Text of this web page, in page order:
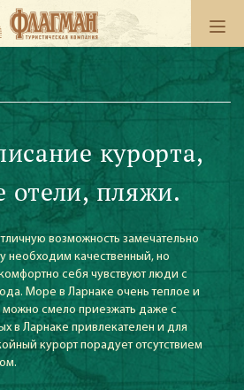
курорта,
отели, пляжи.
возможность замечательно
необходим качественный, но
себя чувствуют люди с
Море в Ларнаке очень теплое и
можно смело приезжать даже с
в Ларнаке привлекателен и для
курорт порадует отсутствием